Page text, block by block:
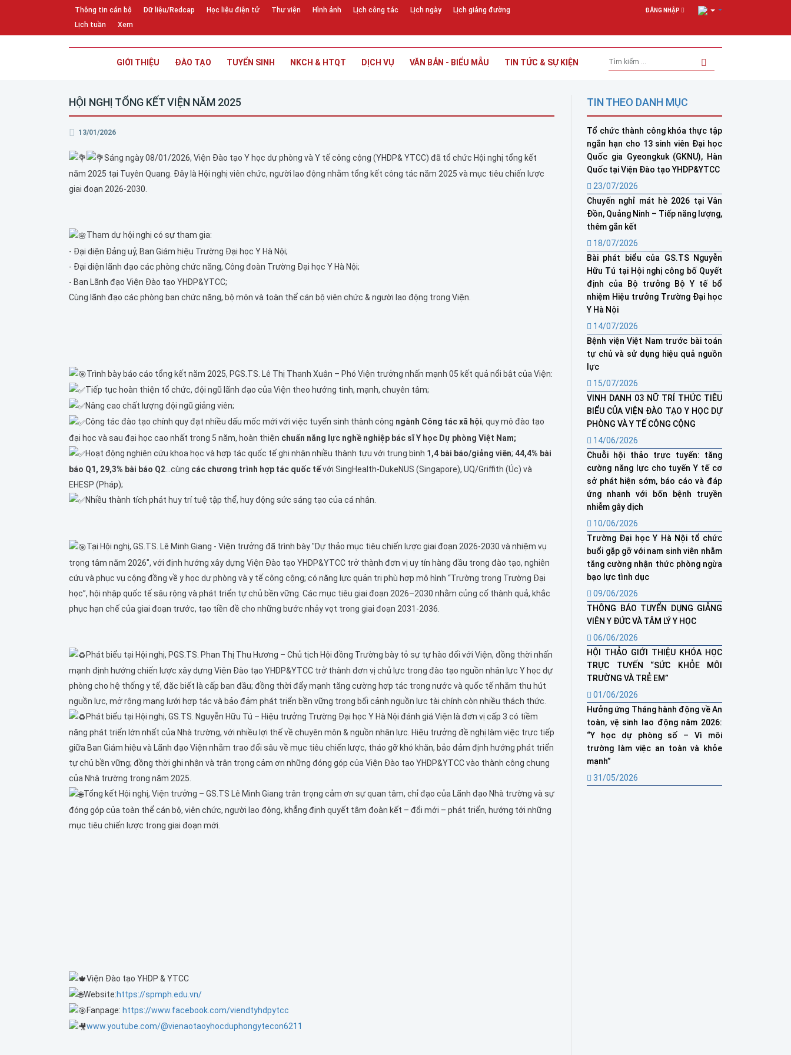
Thông tin cán bộ Dữ liệu/Redcap Học liệu điện tử Thư viện Hình ảnh Lịch công tác Lịch ngày
Lịch giảng đường
Lịch tuần
Xem
ĐĂNG NHẬP
GIỚI THIỆU ĐÀO TẠO TUYỂN SINH NKCH & HTQT DỊCH VỤ VĂN BẢN - BIỂU MẪU TIN TỨC & SỰ KIỆN
HỘI NGHỊ TỔNG KẾT VIỆN NĂM 2025
13/01/2026
Sáng ngày 08/01/2026, Viện Đào tạo Y học dự phòng và Y tế công cộng (YHDP& YTCC) đã tổ chức Hội nghị tổng kết
năm 2025 tại Tuyên Quang. Đây là Hội nghị viên chức, người lao động nhằm tổng kết công tác năm 2025 và mục tiêu chiến lược
giai đoạn 2026-2030.
Tham dự hội nghị có sự tham gia:
- Đại diện Đảng uỷ, Ban Giám hiệu Trường Đại học Y Hà Nội;
- Đại diện lãnh đạo các phòng chức năng, Công đoàn Trường Đại học Y Hà Nội;
- Ban Lãnh đạo Viện Đào tạo YHDP&YTCC;
Cùng lãnh đạo các phòng ban chức năng, bộ môn và toàn thể cán bộ viên chức & người lao động trong Viện.
Trình bày báo cáo tổng kết năm 2025, PGS.TS. Lê Thị Thanh Xuân – Phó Viện trưởng nhấn mạnh 05 kết quả nổi bật của Viện:
Tiếp tục hoàn thiện tổ chức, đội ngũ lãnh đạo của Viện theo hướng tinh, mạnh, chuyên tâm;
Nâng cao chất lượng đội ngũ giảng viên;
Công tác đào tạo chính quy đạt nhiều dấu mốc mới với việc tuyển sinh thành công ngành Công tác xã hội, quy mô đào tạo
đại học và sau đại học cao nhất trong 5 năm, hoàn thiện chuẩn năng lực nghề nghiệp bác sĩ Y học Dự phòng Việt Nam;
Hoạt động nghiên cứu khoa học và hợp tác quốc tế ghi nhận nhiều thành tựu với trung bình 1,4 bài báo/giảng viên; 44,4% bài
báo Q1 , 29,3% bài báo Q2 …cùng các chương trình hợp tác quốc tếvới SingHealth-DukeNUS (Singapore), UQ/Griffith (Úc) và
EHESP (Pháp);
Nhiều thành tích phát huy trí tuệ tập thể, huy động sức sáng tạo của cá nhân.
Tại Hội nghị, GS.TS. Lê Minh Giang - Viện trưởng đã trình bày "Dự thảo mục tiêu chiến lược giai đoạn 2026-2030 và nhiệm vụ
trọng tâm năm 2026", với định hướng xây dựng Viện Đào tạo YHDP&YTCC trở thành đơn vị uy tín hàng đầu trong đào tạo, nghiên
cứu và phục vụ cộng đồng về y học dự phòng và y tế công cộng; có năng lực quản trị phù hợp mô hình “Trường trong Trường Đại
học”, hội nhập quốc tế sâu rộng và phát triển tự chủ bền vững. Các mục tiêu giai đoạn 2026–2030 nhằm củng cố thành quả, khắc
phục hạn chế của giai đoạn trước, tạo tiền đề cho những bước nhảy vọt trong giai đoạn 2031-2036.
Phát biểu tại Hội nghị, PGS.TS. Phan Thị Thu Hương – Chủ tịch Hội đồng Trường bày tỏ sự tự hào đối với Viện, đồng thời nhấn
mạnh định hướng chiến lược xây dựng Viện Đào tạo YHDP&YTCC trở thành đơn vị chủ lực trong đào tạo nguồn nhân lực Y học dự
phòng cho hệ thống y tế, đặc biết là cấp ban đầu; đồng thời đẩy mạnh tăng cường hợp tác trong nước và quốc tế nhằm thu hút
nguồn lực, mở rộng mạng lưới hợp tác và bảo đảm phát triển bền vững trong bối cảnh nguồn lực tài chính còn nhiều thách thức.
Phát biểu tại Hội nghị, GS.TS. Nguyễn Hữu Tú – Hiệu trưởng Trường Đại học Y Hà Nội đánh giá Viện là đơn vị cấp 3 có tiềm
năng phát triển lớn nhất của Nhà trường, với nhiều lợi thế về chuyên môn & nguồn nhân lực. Hiệu trưởng đề nghị làm việc trực tiếp
giữa Ban Giám hiệu và Lãnh đạo Viện nhằm trao đổi sâu về mục tiêu chiến lược, tháo gỡ khó khăn, bảo đảm định hướng phát triển
tự chủ bền vững; đồng thời ghi nhận và trân trọng cảm ơn những đóng góp của Viện Đào tạo YHDP&YTCC vào thành công chung
của Nhà trường trong năm 2025.
Tổng kết Hội nghị, Viện trưởng – GS.TS Lê Minh Giang trân trọng cảm ơn sự quan tâm, chỉ đạo của Lãnh đạo Nhà trường và sự
đóng góp của toàn thể cán bộ, viên chức, người lao động, khẳng định quyết tâm đoàn kết – đổi mới – phát triển, hướng tới những
mục tiêu chiến lược trong giai đoạn mới.
Viện Đào tạo YHDP & YTCC
Website:https://spmph.edu.vn/
Fanpage: https://www.facebook.com/viendtyhdpytcc
www.youtube.com/@vienaotaoyhocduphongytecon6211
TIN THEO DANH MỤC
Tổ chức thành công khóa thực tập
ngắn hạn cho 13 sinh viên Đại học
Quốc gia Gyeongkuk (GKNU), Hàn
Quốc tại Viện Đào tạo YHDP&YTCC
23/07/2026
Chuyến nghỉ mát hè 2026 tại Vân
Đồn, Quảng Ninh – Tiếp năng lượng,
thêm gắn kết
18/07/2026
Bài phát biểu của GS.TS Nguyễn
Hữu Tú tại Hội nghị công bố Quyết
định của Bộ trưởng Bộ Y tế bổ
nhiệm Hiệu trưởng Trường Đại học
Y Hà Nội
14/07/2026
Bệnh viện Việt Nam trước bài toán
tự chủ và sử dụng hiệu quả nguồn
lực
15/07/2026
VINH DANH 03 NỮ TRÍ THỨC TIÊU
BIỂU CỦA VIỆN ĐÀO TẠO Y HỌC DỰ
PHÒNG VÀ Y TẾ CÔNG CỘNG
14/06/2026
Chuỗi hội thảo trực tuyến: tăng
cường năng lực cho tuyến Y tế cơ
sở phát hiện sớm, báo cáo và đáp
ứng nhanh với bốn bệnh truyền
nhiễm gây dịch
10/06/2026
Trường Đại học Y Hà Nội tổ chức
buổi gặp gỡ với nam sinh viên nhằm
tăng cường nhận thức phòng ngừa
bạo lực tình dục
09/06/2026
THÔNG BÁO TUYỂN DỤNG GIẢNG
VIÊN Y ĐỨC VÀ TÂM LÝ Y HỌC
06/06/2026
HỘI THẢO GIỚI THIỆU KHÓA HỌC
TRỰC TUYẾN “SỨC KHỎE MÔI
TRƯỜNG VÀ TRẺ EM”
01/06/2026
Hưởng ứng Tháng hành động về An
toàn, vệ sinh lao động năm 2026:
“Y học dự phòng số – Vì môi
trường làm việc an toàn và khỏe
mạnh”
31/05/2026